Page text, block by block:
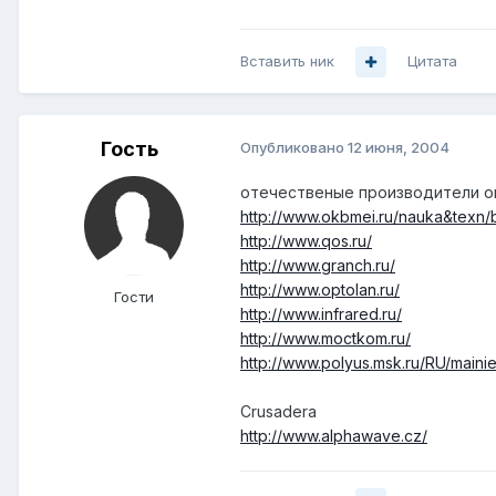
Вставить ник Цитата
Гость
Гости
Опубликовано 12 июня, 2004
отечественые производители
http://www.okbmei.ru/nauka&texn/
http://www.qos.ru/
http://www.granch.ru/
http://www.optolan.ru/
http://www.infrared.ru/
http://www.moctkom.ru/
http://www.polyus.msk.ru/RU/
Crusadera
http://www.alphawave.cz/